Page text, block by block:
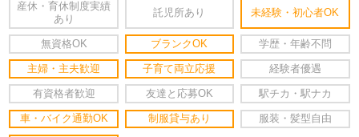
産休・育休制度実績
あり
託児所あり 未経験・初心者OK
無資格OK ブランクOK 学歴・年齢不問
主婦・主夫歓迎 子育て両立応援 経験者優遇
有資格者歓迎 友達と応募OK 駅チカ・駅ナカ
車・バイク通勤OK 制服貸与あり 服装・髪型自由